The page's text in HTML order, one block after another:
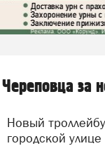
за
Новый троллейбус загорелся прямо на оживленной
городской улице